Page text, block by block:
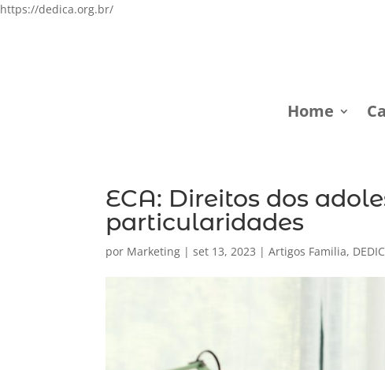
https://dedica.org.br/
Home
ECA: Direitos dos
particularidades
por Marketing |set 13, 2023 |Artigos Familia,